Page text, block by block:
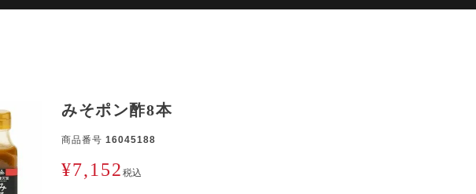
みそポン酢8本
商品番号 16045188
¥7,152 税込